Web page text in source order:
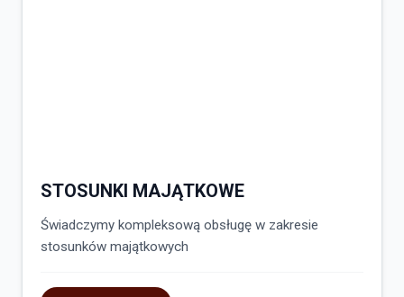
STOSUNKI MAJĄTKOWE
Świadczymy kompleksową obsługę w zakresie
stosunków majątkowych